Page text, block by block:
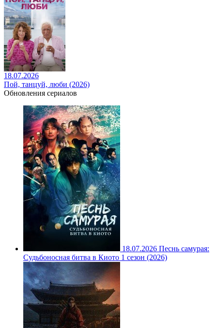
18.07.2026
Пой, танцуй, люби (2026)
Обновления сериалов
18.07.2026 Песнь самурая:
Судьбоносная битва в Киото 1 сезон (2026)